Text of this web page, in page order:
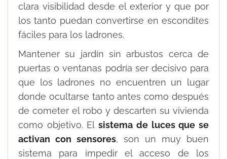
clara visibilidad desde el exterior y que por
los tanto puedan convertirse en escondites
fáciles para los ladrones.
Mantener su jardín sin arbustos cerca de
puertas o ventanas podría ser decisivo para
que los ladrones no encuentren un lugar
donde ocultarse tanto antes como después
de cometer el robo y descarten su vivienda
como objetivo. Elsistema de luces que se
activan con sensores, son un muy buen
sistema para impedir el acceso de los